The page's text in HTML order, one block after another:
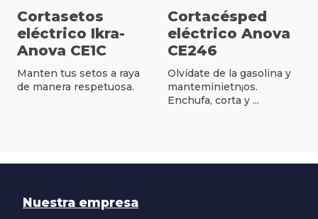
Cortasetos
eléctrico Ikra-
Anova CE1C
Manten tus setos a raya
de manera respetuosa.
Cortacésped
eléctrico Anova
CE246
Olvídate de la gasolina y
manteminietn¡os.
Enchufa, corta y ...
Nuestra empresa